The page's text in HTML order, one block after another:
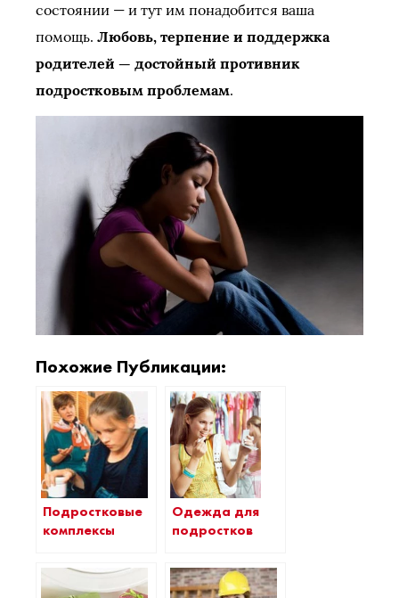
состоянии — и тут им понадобится ваша
помощь. Любовь, терпение и поддержка
родителей — достойный противник
подростковым проблемам.
Похожие Публикации:
Подростковые
комплексы
Одежда для
подростков